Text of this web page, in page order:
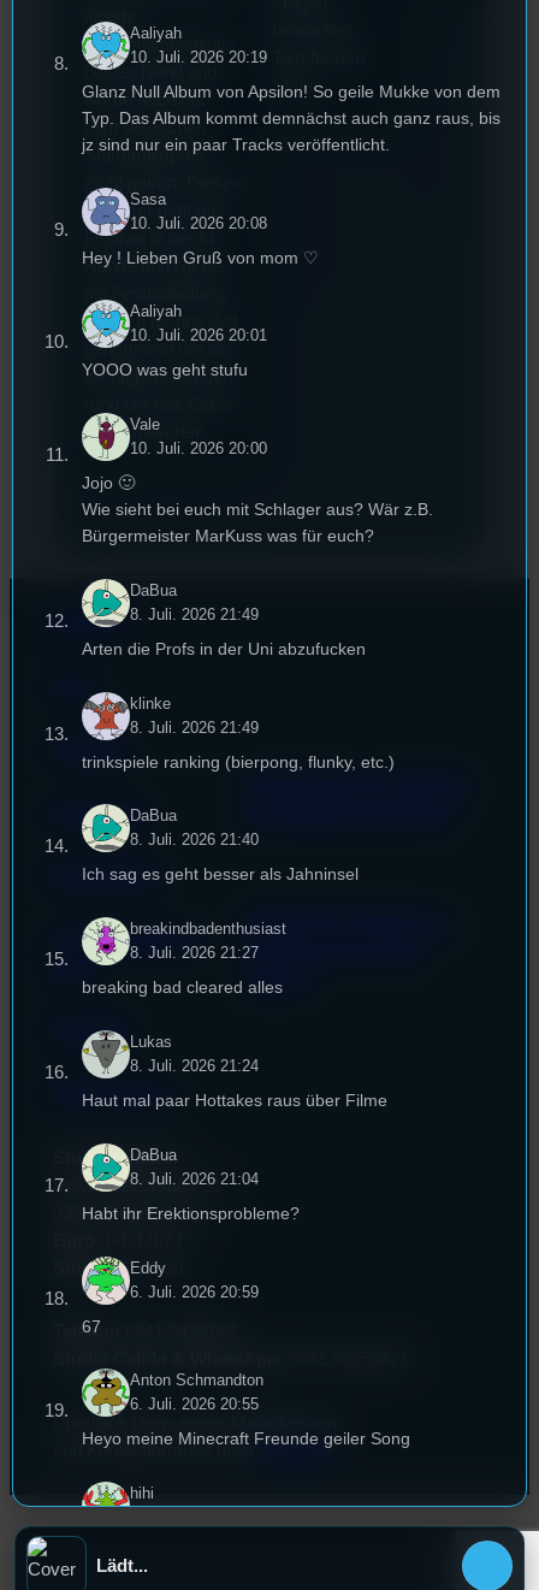
Stummfilmfestivals
Deutschland und
wurde auch mit
dem deutschen
Stummfilmpreis
Sommer geht das
Festival in die 44.
Runde und Nicole,
hat sich für uns Zeit
genommen um die
wichtigsten Fragen
zu beantworten.
Stufu.
Kontakt
Impressum
Datenschutz
Cookie-Richtlinie
(EU)
Empfang
EPK & Presse
Powered by Airtime.pro –
Start your own radio
station!
Studentenfunk
Universitätsstraße 31
93053 Regensburg
Studio:SH 1.39
Telefon:
Überblick über unsere Mailadressen
und Kontaktformular unter Kontakt!
Aaliyah
10. Juli. 2026 20:19
Glanz Null Album von Apsilon! So geile Mukke von dem
Typ. Das Album kommt demnächst auch ganz raus, bis
jz sind nur ein paar Tracks veröffentlicht.
Sasa
10. Juli. 2026 20:08
Hey ! Lieben Gruß von mom ♡
Aaliyah
10. Juli. 2026 20:01
YOOO was geht stufu
Vale
10. Juli. 2026 20:00
Jojo 🙂
Wie sieht bei euch mit Schlager aus? Wär z.B.
Bürgermeister MarKuss was für euch?
DaBua
8. Juli. 2026 21:49
Arten die Profs in der Uni abzufucken
klinke
8. Juli. 2026 21:49
trinkspiele ranking (bierpong, flunky, etc.)
DaBua
8. Juli. 2026 21:40
Ich sag es geht besser als Jahninsel
breakindbadenthusiast
8. Juli. 2026 21:27
breaking bad cleared alles
Lukas
8. Juli. 2026 21:24
Haut mal paar Hottakes raus über Filme
DaBua
8. Juli. 2026 21:04
Habt ihr Erektionsprobleme?
Eddy
6. Juli. 2026 20:59
67
Anton Schmandton
6. Juli. 2026 20:55
Heyo meine Minecraft Freunde geiler Song
hihi
du kannst mal meinen michael jackson
Lädt...